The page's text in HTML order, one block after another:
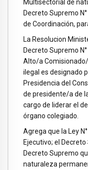
Multisectorial de
Decreto Supremo
de Coordinación,
La Resolucion
Decreto Supremo
Alto/a
ilegal es designado
Presidencia del
de presidente/a de
cargo de liderar el
órgano colegiado.
Agrega que la Ley
Ejecutivo; el
Decreto Supremo
naturaleza